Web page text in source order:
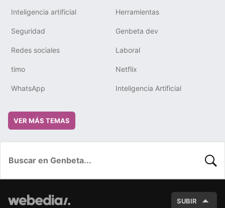
Inteligencia artificial Herramientas
Seguridad Genbeta dev
Redes sociales Laboral
timo Netflix
WhatsApp Inteligencia Artificial
VER MÁS TEMAS
SUBIR